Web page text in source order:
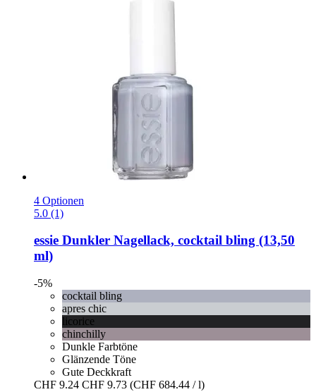
4 Optionen
5.0 (1)
essie Dunkler Nagellack, cocktail bling (13,50
ml)
-5%
cocktail bling
apres chic
licorice
chinchilly
Dunkle Farbtöne
Glänzende Töne
Gute Deckkraft
CHF 9.24 CHF 9.73 (CHF 684.44 / l)